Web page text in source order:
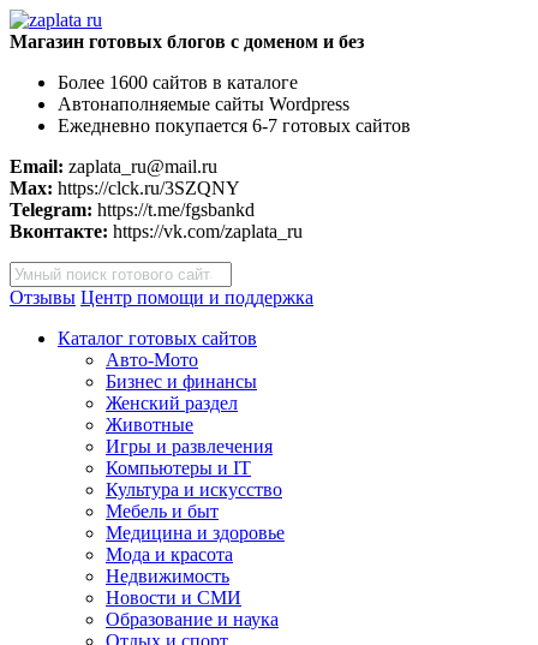
Магазин готовых блогов с доменом и без
Более 1600 сайтов в каталоге
Автонаполняемые сайты Wordpress
Ежедневно покупается 6-7 готовых сайтов
Email: zaplata_ru@mail.ru
Max: https://clck.ru/3SZQNY
Telegram: https://t.me/fgsbankd
Вконтакте: https://vk.com/zaplata_ru
Поиск
товаров
Отзывы Центр помощи и поддержка
Каталог готовых сайтов
Авто-Мото
Бизнес и финансы
Женский раздел
Животные
Игры и развлечения
Компьютеры и IT
Культура и искусство
Мебель и быт
Медицина и здоровье
Мода и красота
Недвижимость
Новости и СМИ
Образование и наука
Отдых и спорт